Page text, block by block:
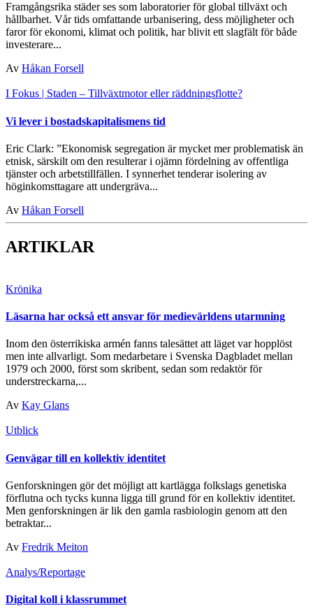
Framgångsrika städer ses som laboratorier för global tillväxt och
hållbarhet. Vår tids omfattande urbanisering, dess möjligheter och
faror för ekonomi, klimat och politik, har blivit ett slagfält för både
investerare...
Av Håkan Forsell
I Fokus | Staden – Tillväxtmotor eller räddningsflotte?
Vi lever i bostadskapitalismens tid
Eric Clark: ”Ekonomisk segregation är mycket mer problematisk än
etnisk, särskilt om den resulterar i ojämn fördelning av offentliga
tjänster och arbetstillfällen. I synnerhet tenderar isolering av
höginkomsttagare att undergräva...
Av Håkan Forsell
ARTIKLAR
Krönika
Läsarna har också ett ansvar för medievärldens utarmning
Inom den österrikiska armén fanns talesättet att läget var hopplöst
men inte allvarligt. Som medarbetare i Svenska Dagbladet mellan
1979 och 2000, först som skribent, sedan som redaktör för
understreckarna,...
Av Kay Glans
Utblick
Genvägar till en kollektiv identitet
Genforskningen gör det möjligt att kartlägga folkslags genetiska
förflutna och tycks kunna ligga till grund för en kollektiv identitet.
Men genforskningen är lik den gamla rasbiologin genom att den
betraktar...
Av Fredrik Meiton
Analys/Reportage
Digital koll i klassrummet